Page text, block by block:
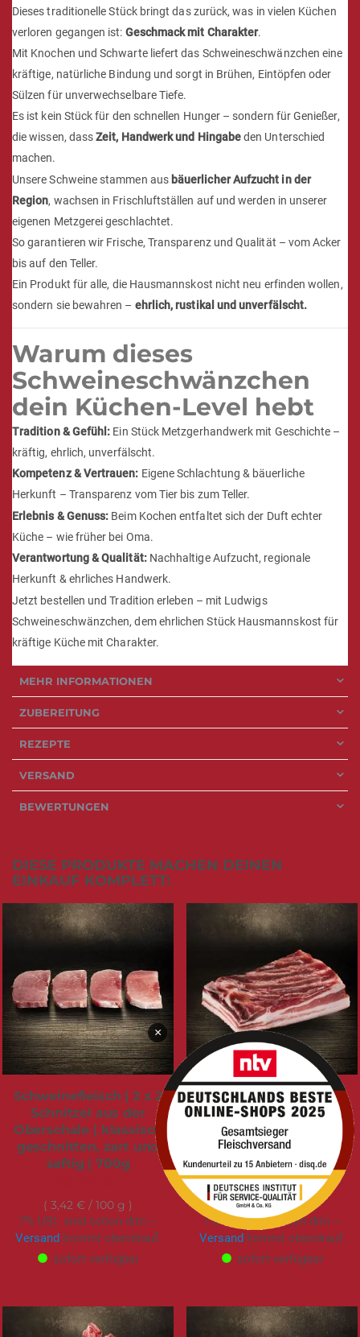
Dieses traditionelle Stück bringt das zurück, was in vielen Küchen
verloren gegangen ist: Geschmack mit Charakter.
Mit Knochen und Schwarte liefert das Schweineschwänzchen eine
kräftige, natürliche Bindung und sorgt in Brühen, Eintöpfen oder
Sülzen für unverwechselbare Tiefe.
Es ist kein Stück für den schnellen Hunger – sondern für Genießer,
die wissen, dassZeit, Handwerk und Hingabeden Unterschied
machen.
Unsere Schweine stammen aus bäuerlicher Aufzucht in der
Region, wachsen in Frischluftställen auf und werden in unserer
eigenen Metzgerei geschlachtet.
So garantieren wir Frische, Transparenz und Qualität – vom Acker
bis auf den Teller.
Ein Produkt für alle, die Hausmannskost nicht neu erfinden wollen,
sondern sie bewahren – ehrlich, rustikal und unverfälscht.
Warum dieses
Schweineschwänzchen
dein Küchen-Level hebt
Tradition & Gefühl: Ein Stück Metzgerhandwerk mit Geschichte –
kräftig, ehrlich, unverfälscht.
Kompetenz & Vertrauen: Eigene Schlachtung & bäuerliche
Herkunft – Transparenz vom Tier bis zum Teller.
Erlebnis & Genuss: Beim Kochen entfaltet sich der Duft echter
Küche – wie früher bei Oma.
Verantwortung & Qualität: Nachhaltige Aufzucht, regionale
Herkunft & ehrliches Handwerk.
Jetzt bestellen und Tradition erleben – mit Ludwigs
Schweineschwänzchen, dem ehrlichen Stück Hausmannskost für
kräftige Küche mit Charakter.
MEHR INFORMATIONEN
ZUBEREITUNG
REZEPTE
VERSAND
BEWERTUNGEN
DIESE PRODUKTE MACHEN DEINEN
EINKAUF KOMPLETT:
Schweinefleisch | 2 x 2
Schnitzel aus der
Oberschale | klassisch
geschnitten, zart und
saftig | 700g
3,42 € / 100 g
7% USt. sind schon drin –
Versand kommt obendrauf.
sofort verfügbar
Schweinebauch | ohne
Knochen | Dry Aged |
Deutsches
Landschwein|
Frischluftstall | 1.000g
22,95 €
22,95 € / 1 kg
7% USt. sind schon drin –
Versand kommt obendrauf.
sofort verfügbar
×